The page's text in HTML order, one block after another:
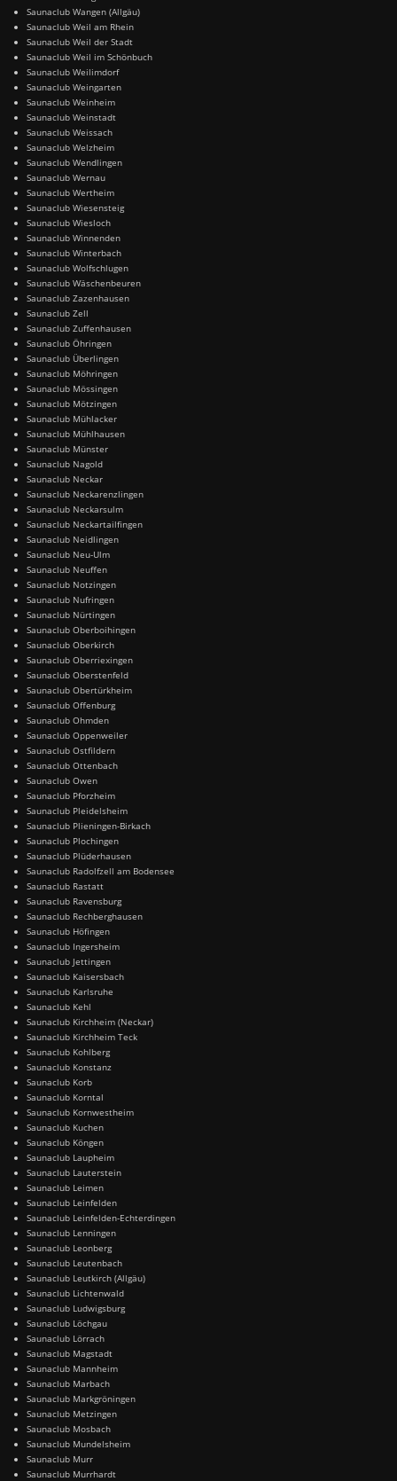
Saunaclub Wangen (Allgäu)
Saunaclub Weil am Rhein
Saunaclub Weil der Stadt
Saunaclub Weil im Schönbuch
Saunaclub Weilimdorf
Saunaclub Weingarten
Saunaclub Weinheim
Saunaclub Weinstadt
Saunaclub Weissach
Saunaclub Welzheim
Saunaclub Wendlingen
Saunaclub Wernau
Saunaclub Wertheim
Saunaclub Wiesensteig
Saunaclub Wiesloch
Saunaclub Winnenden
Saunaclub Winterbach
Saunaclub Wolfschlugen
Saunaclub Wäschenbeuren
Saunaclub Zazenhausen
Saunaclub Zell
Saunaclub Zuffenhausen
Saunaclub Öhringen
Saunaclub Überlingen
Saunaclub Möhringen
Saunaclub Mössingen
Saunaclub Mötzingen
Saunaclub Mühlacker
Saunaclub Mühlhausen
Saunaclub Münster
Saunaclub Nagold
Saunaclub Neckar
Saunaclub Neckarenzlingen
Saunaclub Neckarsulm
Saunaclub Neckartailfingen
Saunaclub Neidlingen
Saunaclub Neu-Ulm
Saunaclub Neuffen
Saunaclub Notzingen
Saunaclub Nufringen
Saunaclub Nürtingen
Saunaclub Oberboihingen
Saunaclub Oberkirch
Saunaclub Oberriexingen
Saunaclub Oberstenfeld
Saunaclub Obertürkheim
Saunaclub Offenburg
Saunaclub Ohmden
Saunaclub Oppenweiler
Saunaclub Ostfildern
Saunaclub Ottenbach
Saunaclub Owen
Saunaclub Pforzheim
Saunaclub Pleidelsheim
Saunaclub Plieningen-Birkach
Saunaclub Plochingen
Saunaclub Plüderhausen
Saunaclub Radolfzell am Bodensee
Saunaclub Rastatt
Saunaclub Ravensburg
Saunaclub Rechberghausen
Saunaclub Höfingen
Saunaclub Ingersheim
Saunaclub Jettingen
Saunaclub Kaisersbach
Saunaclub Karlsruhe
Saunaclub Kehl
Saunaclub Kirchheim (Neckar)
Saunaclub Kirchheim Teck
Saunaclub Kohlberg
Saunaclub Konstanz
Saunaclub Korb
Saunaclub Korntal
Saunaclub Kornwestheim
Saunaclub Kuchen
Saunaclub Köngen
Saunaclub Laupheim
Saunaclub Lauterstein
Saunaclub Leimen
Saunaclub Leinfelden
Saunaclub Leinfelden-Echterdingen
Saunaclub Lenningen
Saunaclub Leonberg
Saunaclub Leutenbach
Saunaclub Leutkirch (Allgäu)
Saunaclub Lichtenwald
Saunaclub Ludwigsburg
Saunaclub Löchgau
Saunaclub Lörrach
Saunaclub Magstadt
Saunaclub Mannheim
Saunaclub Marbach
Saunaclub Markgröningen
Saunaclub Metzingen
Saunaclub Mosbach
Saunaclub Mundelsheim
Saunaclub Murr
Saunaclub Murrhardt